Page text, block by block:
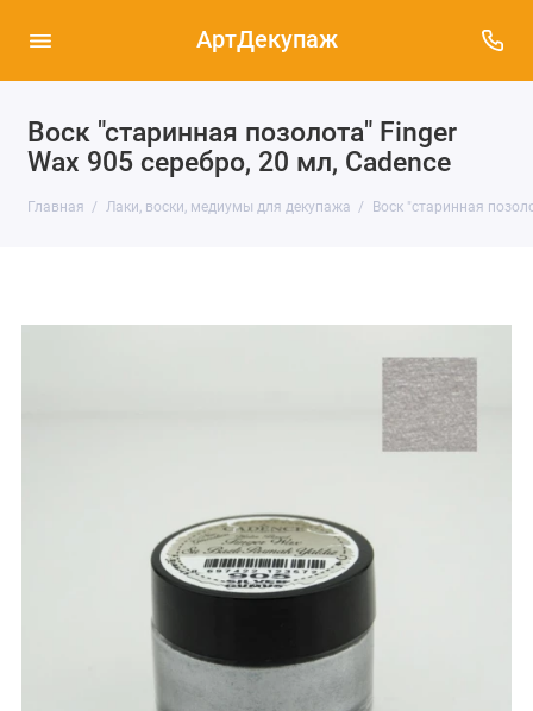
АртДекупаж
Воск "старинная позолота" Finger
Wax 905 серебро, 20 мл, Cadence
Главная Лаки, воски, медиумы для декупажа Воск "старинная